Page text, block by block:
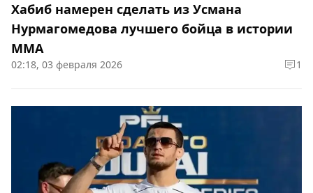
Хабиб намерен сделать из Усмана
Нурмагомедова лучшего бойца в истории
ММА
02:18, 03 февраля 2026 1